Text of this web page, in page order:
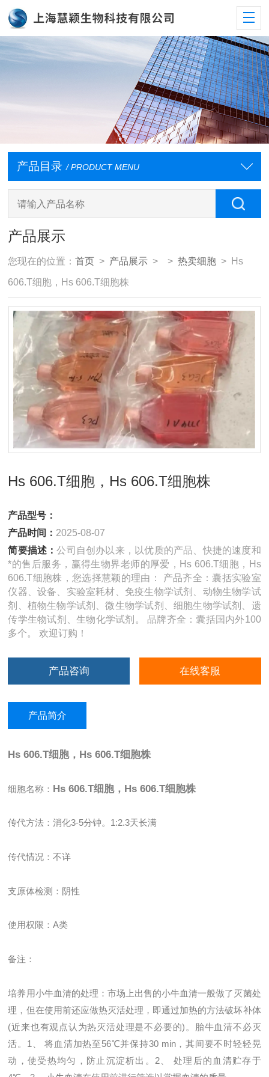
产品目录 / PRODUCT MENU
产品展示
您现在的位置：首页 > 产品展示 > >热卖细胞 > Hs
606.T细胞，Hs 606.T细胞株
Hs 606.T细胞，Hs 606.T细胞株
产品型号：
产品时间： 2025-08-07
简要描述：公司自创办以来，以优质的产品、快捷的速度和
*的售后服务，赢得生物界老师的厚爱，Hs 606.T细胞，Hs
606.T细胞株，您选择慧颖的理由： 产品齐全：囊括实验室
仪器、设备、实验室耗材、免疫生物学试剂、动物生物学试
剂、植物生物学试剂、微生物学试剂、细胞生物学试剂、遗
传学生物试剂、生物化学试剂。 品牌齐全：囊括国内外100
多个。 欢迎订购！
产品咨询 在线客服
产品简介
Hs 606.T细胞，Hs 606.T细胞株
细胞名称： Hs 606.T细胞，Hs 606.T细胞株
传代方法：消化3-5分钟。 1:2.3天长满
传代情况：不详
支原体检测：阴性
使用权限：A类
备注：
培养用小牛血清的处理：市场上出售的小牛血清一般做了灭菌处
理，但在使用前还应做热灭活处理，即通过加热的方法破坏补体
(近来也有观点认为热灭活处理是不必要的)。胎牛血清不必灭
活。1、 将血清加热至56℃并保持30 min，其间要不时轻轻晃
动，使受热均匀，防止沉淀析出。2、 处理后的血清贮存于